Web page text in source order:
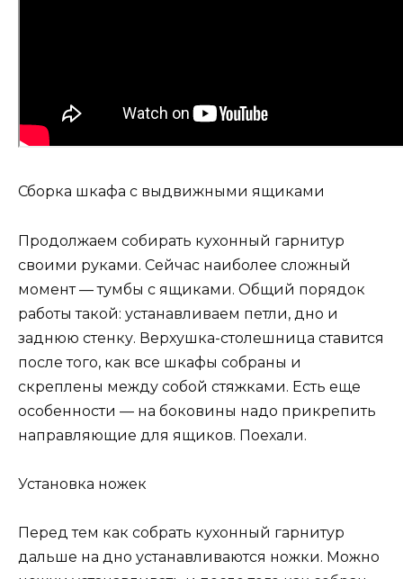
Сборка шкафа с выдвижными ящиками
Продолжаем собирать кухонный гарнитур
своими руками. Сейчас наиболее сложный
момент — тумбы с ящиками. Общий порядок
работы такой: устанавливаем петли, дно и
заднюю стенку. Верхушка-столешница ставится
после того, как все шкафы собраны и
скреплены между собой стяжками. Есть еще
особенности — на боковины надо прикрепить
направляющие для ящиков. Поехали.
Установка ножек
Перед тем как собрать кухонный гарнитур
дальше на дно устанавливаются ножки. Можно